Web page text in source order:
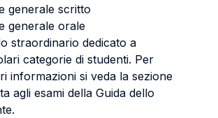
generale scritto
generale orale
straordinario dedicato a
categorie di studenti. Per
informazioni si veda la sezione
agli esami della Guida dello